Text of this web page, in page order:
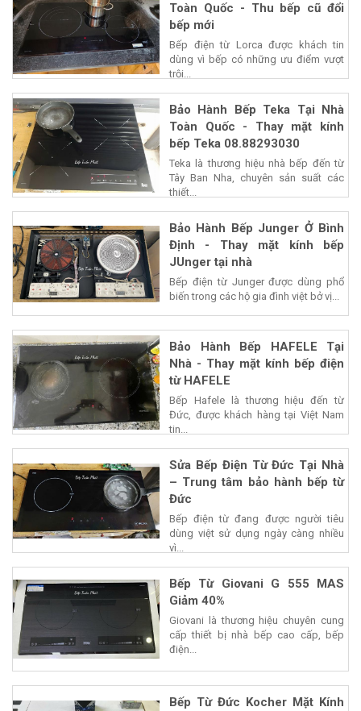
Toàn Quốc - Thu bếp cũ đổi
bếp mới
Bếp điện từ Lorca được khách tin
dùng vì bếp có những ưu điểm vượt
trội...
Bảo Hành Bếp Teka Tại Nhà
Toàn Quốc - Thay mặt kính
bếp Teka 08.88293030
Teka là thương hiệu nhà bếp đến từ
Tây Ban Nha, chuyên sản suất các
thiết...
Bảo Hành Bếp Junger Ở Bình
Định - Thay mặt kính bếp
JUnger tại nhà
Bếp điện từ Junger được dùng phổ
biến trong các hộ gia đình việt bở vị...
Bảo Hành Bếp HAFELE Tại
Nhà - Thay mặt kính bếp điện
từ HAFELE
Bếp Hafele là thương hiệu đến từ
Đức, được khách hàng tại Việt Nam
tin...
Sửa Bếp Điện Từ Đức Tại Nhà
– Trung tâm bảo hành bếp từ
Đức
Bếp điện từ đang được người tiêu
dùng việt sử dụng ngày càng nhiều
vì...
Bếp Từ Giovani G 555 MAS
Giảm 40%
Giovani là thương hiệu chuyên cung
cấp thiết bị nhà bếp cao cấp, bếp
điện...
Bếp Từ Đức Kocher Mặt Kính